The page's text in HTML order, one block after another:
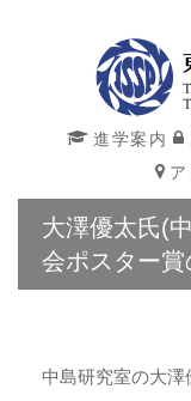
進学案内
ア
大澤優太氏(
会ポスター
中島研究室の大澤